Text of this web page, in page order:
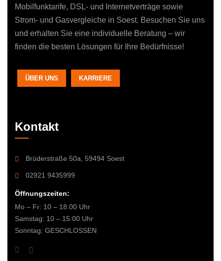
Mobilfunktarife, DSL- und Internetverträge sowie
Strom- und Gasvergleiche in Soest. Besuchen Sie uns
und erhalten Sie eine individuelle Beratung – wir
finden die besten Lösungen für Ihre Bedürfnisse!
ÜBER UNS KARRIERE
Kontakt
Brüderstraße 50a, 59494 Soest
02921 9435999
Öffnungszeiten:
Mo – Fr: 10 – 18:00 Uhr
Samstag: 10 – 15:00 Uhr
Sonntag: GESCHLOSSEN